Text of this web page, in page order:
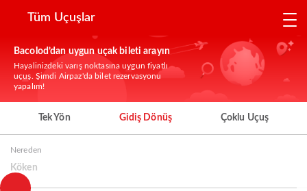
Tüm Uçuşlar
Bacolod’dan uygun uçak bileti arayın
Hayalinizdeki varış noktasına uygun fiyatlı
uçuş. Şimdi Airpaz'da bilet rezervasyonu
yapalım!
Tek Yön Gidiş Dönüş Çoklu Uçuş
Nereden
Köken